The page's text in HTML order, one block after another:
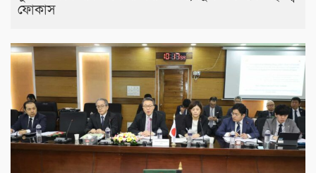
ফোকাস